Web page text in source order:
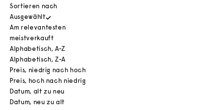
Sortieren nach
Ausgewählt
Am relevantesten
meistverkauft
Alphabetisch, A-Z
Alphabetisch, Z-A
Preis, niedrig nach hoch
Preis, hoch nach niedrig
Datum, alt zu neu
Datum, neu zu alt